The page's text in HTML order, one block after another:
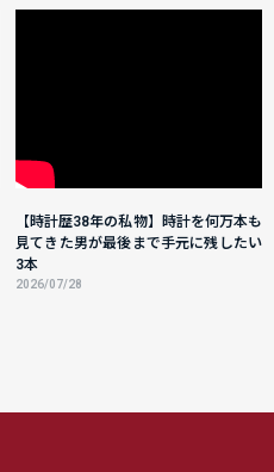
【時計歴38年の私物】時計を何万本も
見てきた男が最後まで手元に残したい
3本
2026/07/28